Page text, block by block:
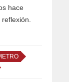
hace